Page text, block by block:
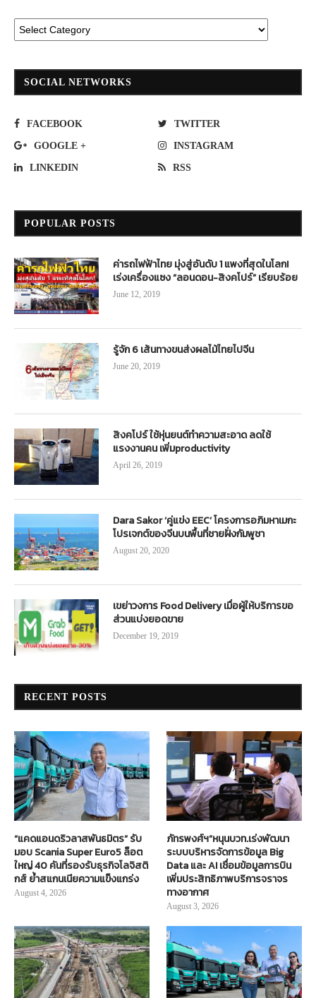
SOCIAL NETWORKS
FACEBOOK TWITTER
GOOGLE + INSTAGRAM
LINKEDIN RSS
POPULAR POSTS
ค่ารถไฟฟ้าไทย มุ่งสู่อันดับ 1 แพงที่สุดในโลก!
เร่งเครื่องแซง “ลอนดอน-สิงคโปร์” เรียบร้อย
June 12, 2019
รู้จัก 6 เส้นทางขนส่งผลไม้ไทยไปจีน
June 20, 2019
สิงคโปร์ ใช้หุ่นยนต์ทำความสะอาด ลดใช้
แรงงานคน เพิ่มproductivity
April 26, 2019
Dara Sakor ‘คู่แข่ง EEC’ โครงการอภิมหาเมกะ
โปรเจกต์ของจีนบนพื้นที่ชายฝั่งกัมพูชา
August 20, 2020
เขย่าวงการ Food Delivery เมื่อผู้ให้บริการขอ
ส่วนแบ่งยอดขาย
December 19, 2019
RECENT POSTS
“แคดแอนดริวลาสพันธมิตร” รับ
มอบ Scania Super Euro5 ล็อต
ใหญ่ 40 คันที่รองรับธุรกิจโลจิสติ
กส์ ย้ำสแกนเนียความแข็งแกร่ง
August 4, 2026
ภัทรพงศ์ฯ”หนุนบวท.เร่งพัฒนา
ระบบบริหารจัดการข้อมูล Big
Data และ AI เชื่อมข้อมูลการบิน
เพิ่มประสิทธิภาพบริการจราจร
ทางอากาศ
August 3, 2026